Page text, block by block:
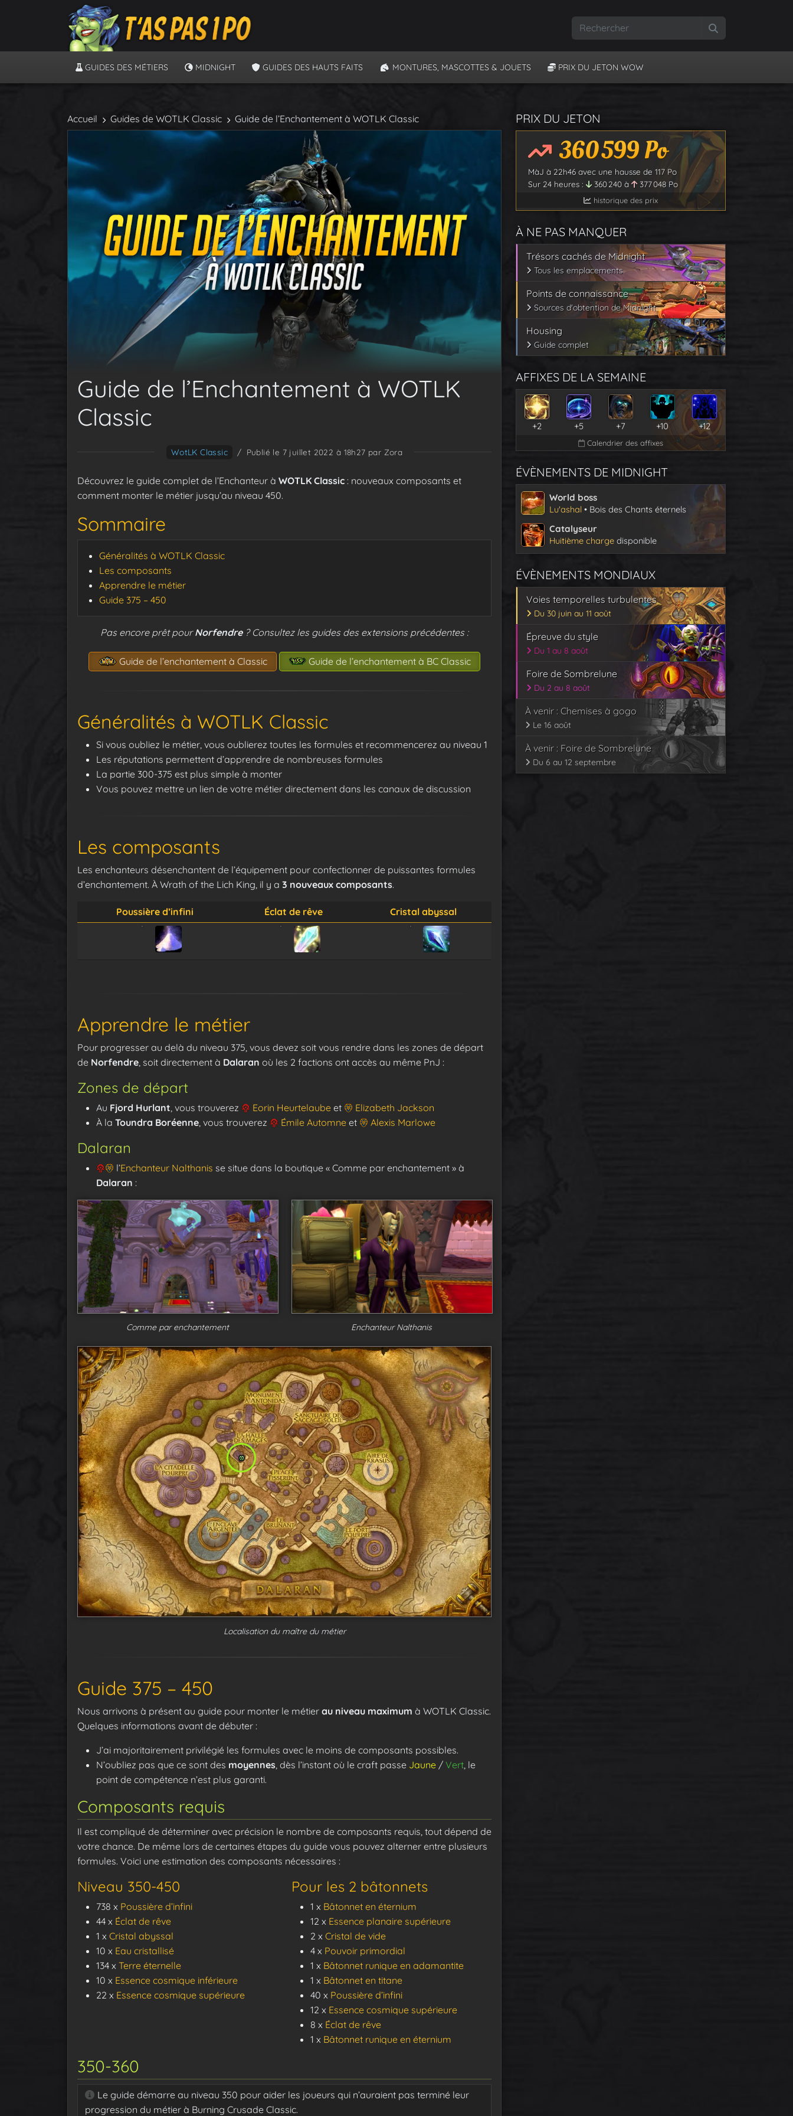
GUIDES DES MÉTIERS MIDNIGHT GUIDES DES HAUTS FAITS MONTURES, MASCOTTES & JOUETS PRIX DU JETON WOW
Accueil Guides de WOTLK Classic Guide de l’Enchantement à WOTLK Classic
Guide de l’Enchantement à WOTLK
Classic
WotLK Classic / Publié le 7 juillet 2022 à 18h27 par Zora
Découvrez le guide complet de l’Enchanteur à WOTLK Classic : nouveaux composants et
comment monter le métier jusqu’au niveau 450.
Sommaire
Généralités à WOTLK Classic
Les composants
Apprendre le métier
Guide 375 – 450
Pas encore prêt pourNorfendre? Consultez les guides des extensions précédentes :
Guide de l’enchantement à Classic Guide de l’enchantement à BC Classic
Généralités à WOTLK Classic
Si vous oubliez le métier, vous oublierez toutes les formules et recommencerez au niveau 1
Les réputations permettent d’apprendre de nombreuses formules
La partie 300-375 est plus simple à monter
Vous pouvez mettre un lien de votre métier directement dans les canaux de discussion
Les composants
Les enchanteurs désenchantent de l’équipement pour confectionner de puissantes formules
d’enchantement. À Wrath of the Lich King, il y a 3 nouveaux composants.
Poussière d’infini Éclat de rêve Cristal abyssal
Apprendre le métier
Pour progresser au delà du niveau 375, vous devez soit vous rendre dans les zones de départ
de Norfendre , soit directement à Dalaran où les 2 factions ont accès au même PnJ :
Zones de départ
Au Fjord Hurlant , vous trouverez Eorin Heurtelaube et
Elizabeth Jackson
À la Toundra Boréenne , vous trouverez Émile Automne et Alexis Marlowe
Dalaran
l’Enchanteur Nalthanis se situe dans la boutique « Comme par enchantement » à
Dalaran :
Comme par enchantement Enchanteur Nalthanis
Localisation du maître du métier
Guide 375 – 450
Nous arrivons à présent au guide pour monter le métier au niveau maximum à WOTLK Classic.
Quelques informations avant de débuter :
J’ai majoritairement privilégié les formules avec le moins de composants possibles.
N’oubliez pas que ce sont des moyennes , dès l’instant où le craft passe Jaune / Vert , le
point de compétence n’est plus garanti.
Composants requis
Il est compliqué de déterminer avec précision le nombre de composants requis, tout dépend de
votre chance. De même lors de certaines étapes du guide vous pouvez alterner entre plusieurs
formules. Voici une estimation des composants nécessaires :
Niveau 350-450
738 x Poussière d’infini
44 x Éclat de rêve
1 x Cristal abyssal
10 x Eau cristallisé
134 x Terre éternelle
10 x Essence cosmique inférieure
22 x Essence cosmique supérieure
Pour les 2 bâtonnets
1 x Bâtonnet en éternium
12 x Essence planaire supérieure
2 x Cristal de vide
4 x Pouvoir primordial
1 x Bâtonnet runique en adamantite
1 x Bâtonnet en titane
40 x Poussière d’infini
12 x Essence cosmique supérieure
8 x Éclat de rêve
1 x Bâtonnet runique en éternium
350-360
Le guide démarre au niveau 350 pour aider les joueurs qui n’auraient pas terminé leur
progression du métier à Burning Crusade Classic.
PRIX DU JETON
360 599Po
MàJ à 22h46 avec une hausse de 117 Po
Sur 24 heures :
360 240 à 377 048 Po
historique des prix
À NE PAS MANQUER
Trésors cachés de Midnight
Tous les emplacements
Points de connaissance
Sources d'obtention de Midnight
Housing
Guide complet
AFFIXES DE LA SEMAINE
+2 +5 +7 +10 +12
Calendrier des affixes
ÉVÈNEMENTS DE MIDNIGHT
World boss
Lu'ashal • Bois des Chants éternels
Catalyseur
Huitième charge disponible
ÉVÈNEMENTS MONDIAUX
Voies temporelles turbulentes
Du 30 juin au 11 août
Épreuve du style
Du 1 au 8 août
Foire de Sombrelune
Du 2 au 8 août
À venir : Chemises à gogo
Le 16 août
À venir : Foire de Sombrelune
Du 6 au 12 septembre